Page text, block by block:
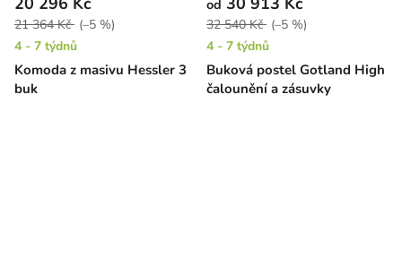
Komoda z masivu Hessler 3
buk
21 364 Kč (–5 %)
4 - 7 týdnů
Buková postel Gotland High
čalounění a zásuvky
od
32 540 Kč (–5 %)
4 - 7 týdnů